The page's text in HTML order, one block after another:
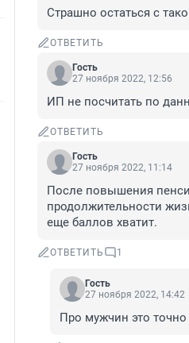
Страшно остаться с
ОТВЕТИТЬ
Гость
27 ноября 2022, 12:56
ИП не посчитать по
ОТВЕТИТЬ
Гость
27 ноября 2022, 11:14
После повышения
продолжительности
еще баллов хватит.
ОТВЕТИТЬ 1
Гость
27 ноября 2022, 14:42
Про мужчин это